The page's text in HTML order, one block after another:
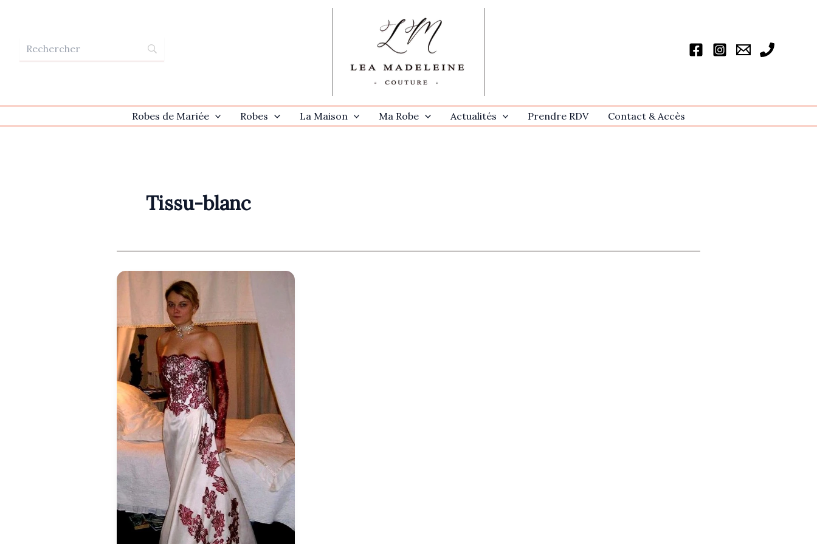
Robes de Mariée Robes La Maison Ma Robe Actualités Prendre RDV Contact & Accѐs
Tissu-blanc